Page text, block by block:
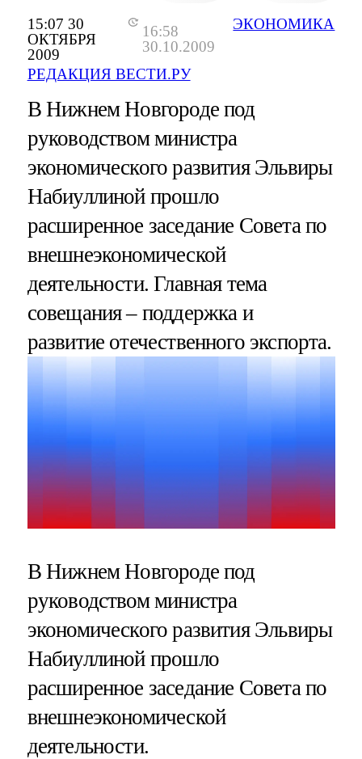
15:07 30
ОКТЯБРЯ
2009
16:58
30.10.2009
РЕДАКЦИЯ ВЕСТИ.РУ
ЭКОНОМИКА
В Нижнем Новгороде под
руководством министра
экономического развития Эльвиры
Набиуллиной прошло
расширенное заседание Совета по
внешнеэкономической
деятельности. Главная тема
совещания – поддержка и
развитие отечественного экспорта.
В Нижнем Новгороде под
руководством министра
экономического развития Эльвиры
Набиуллиной прошло
расширенное заседание Совета по
внешнеэкономической
деятельности.